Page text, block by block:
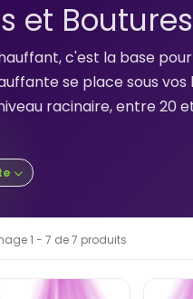
et Boutures
c'est la base
se place sous
racinaire, entre 20
1 - 7 de 7 produits
DE LAMPE
POUR UN
débuter ? Watts
QHD